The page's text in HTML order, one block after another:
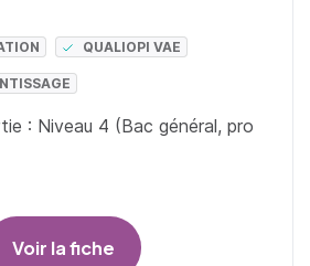
QUALIOPI VAE
: Niveau 4 (Bac général, pro
Voir la fiche